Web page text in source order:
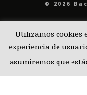
© 2026
Utilizamos cookies
experiencia de
asumiremos que